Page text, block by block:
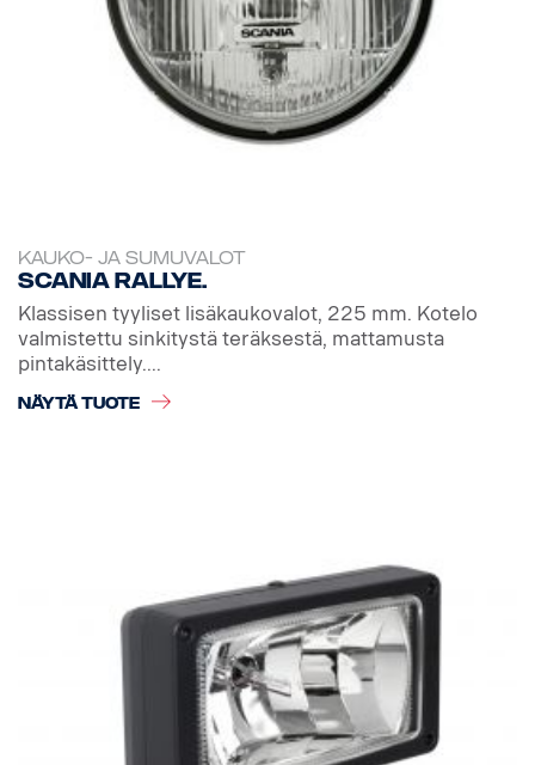
KAUKO- JA SUMUVALOT
Scania Rallye.
Klassisen tyyliset lisäkaukovalot, 225 mm. Kotelo
valmistettu sinkitystä teräksestä, mattamusta
pintakäsittely....
NÄYTÄ TUOTE